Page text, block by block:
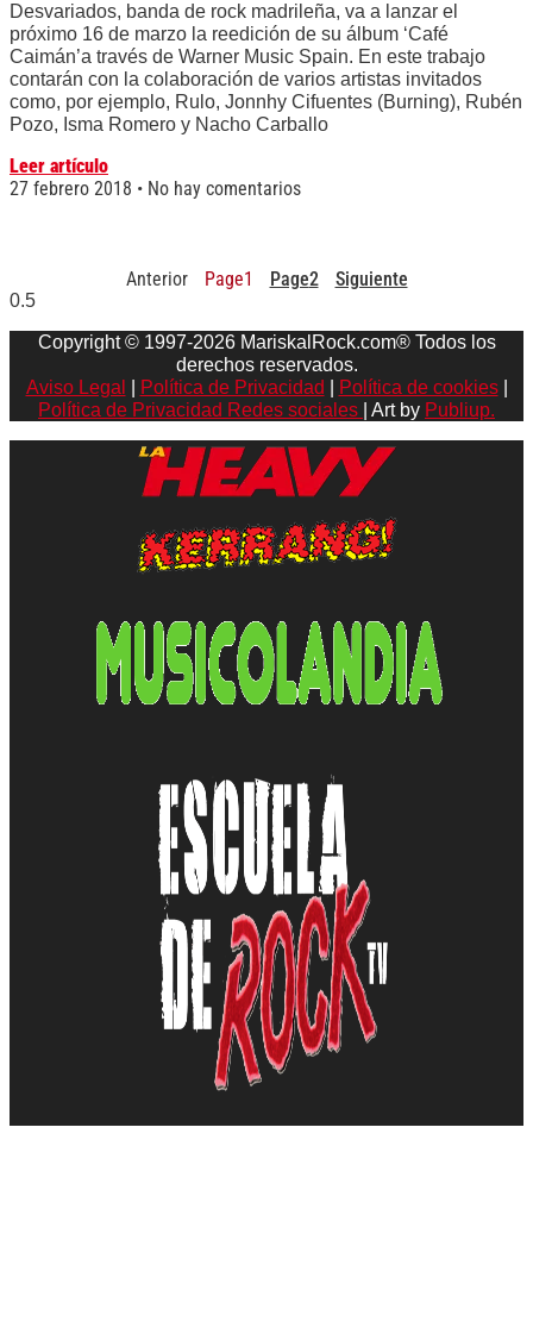
Desvariados, banda de rock madrileña, va a lanzar el
próximo 16 de marzo la reedición de su álbum ‘Café
Caimán’a través de Warner Music Spain. En este trabajo
contarán con la colaboración de varios artistas invitados
como, por ejemplo, Rulo, Jonnhy Cifuentes (Burning), Rubén
Pozo, Isma Romero y Nacho Carballo
Leer artículo
27 febrero 2018
No hay comentarios
Anterior Page1 Page2 Siguiente
Copyright © 1997-2026 MariskalRock.com® Todos los
derechos reservados.
Aviso Legal
Política de Privacidad Política de cookies|
Política de Privacidad Redes sociales
| Art by Publiup.